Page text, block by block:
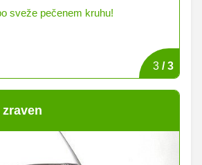
sveže pečenem kruhu!
1 /3